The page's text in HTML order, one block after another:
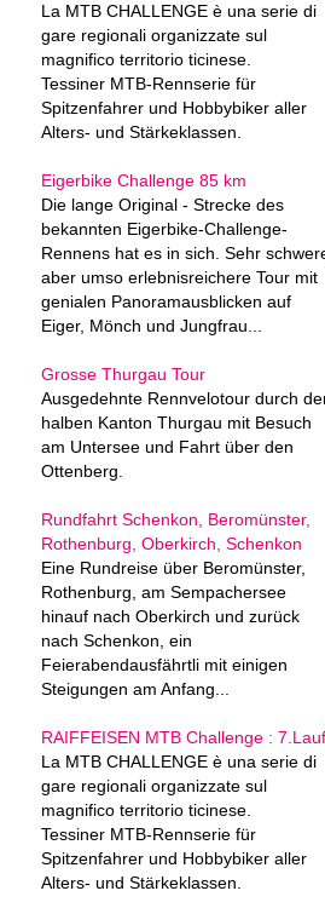
La MTB CHALLENGE è una serie di
gare regionali organizzate sul
magnifico territorio ticinese.
Tessiner MTB-Rennserie für
Spitzenfahrer und Hobbybiker aller
Alters- und Stärkeklassen.
Eigerbike Challenge 85 km
Die lange Original - Strecke des
bekannten Eigerbike-Challenge-
Rennens hat es in sich. Sehr
aber umso erlebnisreichere Tour mit
genialen Panoramausblicken auf
Eiger, Mönch und Jungfrau...
Grosse Thurgau Tour
Ausgedehnte Rennvelotour durch
halben Kanton Thurgau mit Besuch
am Untersee und Fahrt über den
Ottenberg.
Rundfahrt Schenkon, Beromünster,
Rothenburg, Oberkirch, Schenkon
Eine Rundreise über Beromünster,
Rothenburg, am Sempachersee
hinauf nach Oberkirch und zurück
nach Schenkon, ein
Feierabendausfährtli mit einigen
Steigungen am Anfang...
RAIFFEISEN MTB Challenge : 7.Lauf
La MTB CHALLENGE è una serie di
gare regionali organizzate sul
magnifico territorio ticinese.
Tessiner MTB-Rennserie für
Spitzenfahrer und Hobbybiker aller
Alters- und Stärkeklassen.